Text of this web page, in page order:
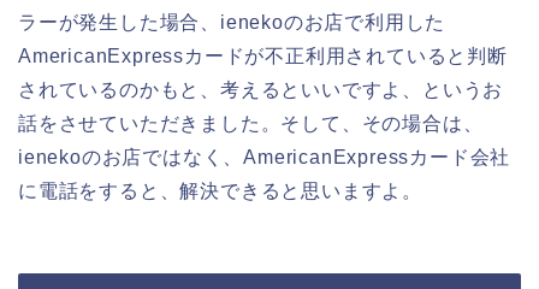
ラーが発生した場合、ienekoのお店で利用した
AmericanExpressカードが不正利用されていると判断
されているのかもと、考えるといいですよ、というお
話をさせていただきました。そして、その場合は、
ienekoのお店ではなく、AmericanExpressカード会社
に電話をすると、解決できると思いますよ。